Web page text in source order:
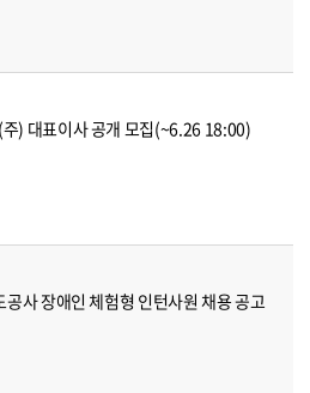
) 대표이사 공개 모집(~6.26 18:00)
사 장애인 체험형 인턴사원 채용 공고